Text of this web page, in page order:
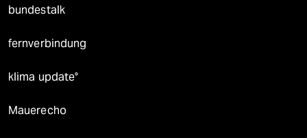
bundestalk
fernverbindung
klima update°
Mauerecho